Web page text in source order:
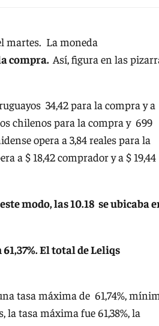
martes. La moneda
compra. Así, figura en las
34,42 para la compra y a
chilenos para la compra y 699
opera a 3,84 reales para la
a $ 18,42 comprador y a $ 19,44
modo, las 10.18 se ubicaba
61,37%. El total de Leliqs
tasa máxima de 61,74%,
la tasa máxima fue 61,38%, la